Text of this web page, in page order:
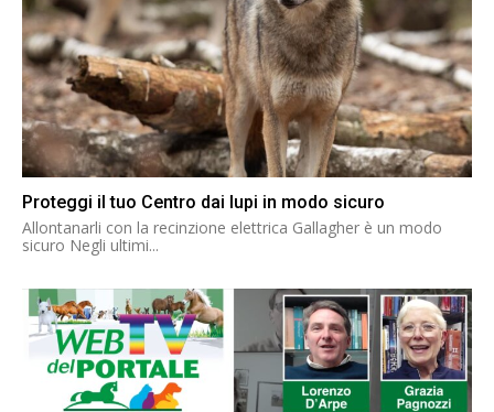
Proteggi il tuo Centro dai lupi in modo sicuro
Allontanarli con la recinzione elettrica Gallagher è un modo
sicuro Negli ultimi...